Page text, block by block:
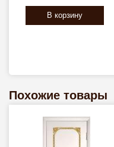
В корзину
Похожие товары